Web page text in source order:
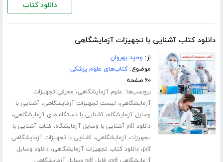
دانلود کتاب
دانلود کتاب آشنایی با تجهیزات آزمایشگاهی
از: وحید بهروان
موضوع:کتاب‌های علوم پزشکی
۶۰ صفحه
برچسب‌ها: علوم آزمایشگاهی، معرفی تجهیزات
آزمایشگاهی، لیست تجهیزات آزمایشگاهی،آشنایی با
وسایل آزمایشگاه،آشنایی با دستگاه های آزمایشگاهی،
دانلود pdf آشنایی با وسایل آزمایشگاه ،کتاب آشنایی با
تجهیزات آزمایشگاهی،آشنایی با تجهیزات آزمایشگاهی
pdf،دانلود کتاب تجهیزات آزمایشگاهی،دانلود وسایل